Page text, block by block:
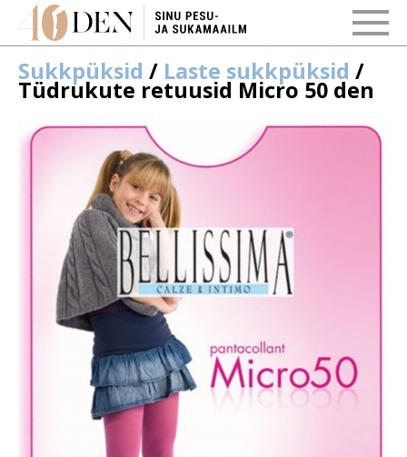
Sukkpüksid / Laste sukkpüksid /
Tüdrukute retuusid Micro 50 den